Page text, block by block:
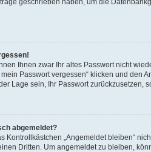
geschrieben haben, um die
Ihnen zwar Ihr altes Passwort nicht
Passwort vergessen“ klicken und
Lage sein, Ihr Passwort zurückzusetzen,
abgemeldet?
Kontrollkästchen „Angemeldet bleiben“
Dritten. Um angemeldet zu bleiben,